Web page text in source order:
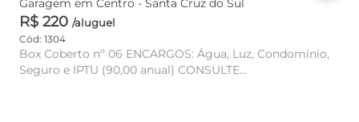
Garagem em Centro - Santa Cruz do Sul
R$ 220 /aluguel
Cód: 1304
Box Coberto nº 06 ENCARGOS: Água, Luz, Condomínio,
Seguro e IPTU (90,00 anual) CONSULTE